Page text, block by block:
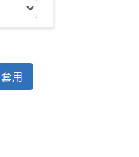
套用